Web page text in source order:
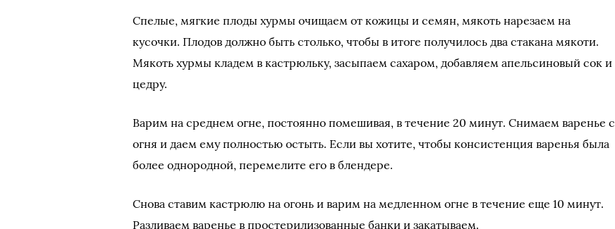
Спелые, мягкие плоды хурмы очищаем от кожицы и семян, мякоть нарезаем на
кусочки. Плодов должно быть столько, чтобы в итоге получилось два стакана мякоти.
Мякоть хурмы кладем в кастрюльку, засыпаем сахаром, добавляем апельсиновый сок и
цедру.
Варим на среднем огне, постоянно помешивая, в течение 20 минут. Снимаем варенье с
огня и даем ему полностью остыть. Если вы хотите, чтобы консистенция варенья была
более однородной, перемелите его в блендере.
Снова ставим кастрюлю на огонь и варим на медленном огне в течение еще 10 минут.
Разливаем варенье в простерилизованные банки и закатываем.